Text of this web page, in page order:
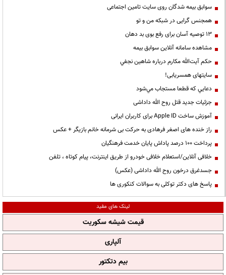
سوابق بیمه شدگان روی سایت تامین اجتماعی
همجنس گرایی در شبکه من و تو
13 توصیه آسان برای رفع بوی بد دهان
مشاهده سامانه آنلاين سوابق بیمه
حكم آيت‌الله مكارم درباره شاهين نجفي
سایتهای همسریابی!
دعايي كه قطعا مستجاب مي‌شود
جزئیات جدید قتل روح الله داداشی
آموزش ساخت Apple ID برای کاربران ایرانی
راز خنده های اصغر فرهادی به حرکت بی شرمانه خانم بازیگر + عکس
پرداخت ۱۰۰ درصد پاداش پایان خدمت فرهنگیان
خلافی آنلاین/استعلام خلافی خودرو از طریق اینترنت، پیام کوتاه ، تلفن
جسدغرق درخون روح الله داداشی (عکس)
پاسخ های دکتر توکلی به سوالات کنکوری ها
لینک های مفید
قیمت شیشه سکوریت
آلپاری
بیم دتکتور